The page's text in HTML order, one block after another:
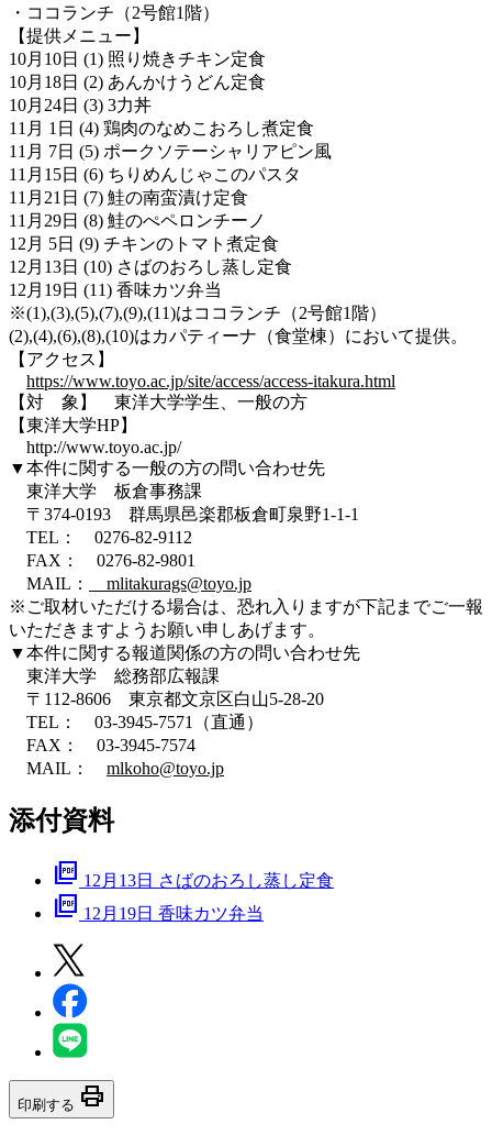
・ココランチ（2号館1階）
【提供メニュー】
10月10日 (1) 照り焼きチキン定食
10月18日 (2) あんかけうどん定食
10月24日 (3) 3力丼
11月 1日 (4) 鶏肉のなめこおろし煮定食
11月 7日 (5) ポークソテーシャリアピン風
11月15日 (6) ちりめんじゃこのパスタ
11月21日 (7) 鮭の南蛮漬け定食
11月29日 (8) 鮭のぺペロンチーノ
12月 5日 (9) チキンのトマト煮定食
12月13日 (10) さばのおろし蒸し定食
12月19日 (11) 香味カツ弁当
※(1),(3),(5),(7),(9),(11)はココランチ（2号館1階）
(2),(4),(6),(8),(10)はカパティーナ（食堂棟）において提供。
【アクセス】
https://www.toyo.ac.jp/site/access/access-itakura.html
【対 象】 東洋大学学生、一般の方
【東洋大学HP】
http://www.toyo.ac.jp/
▼本件に関する一般の方の問い合わせ先
東洋大学 板倉事務課
〒374-0193 群馬県邑楽郡板倉町泉野1-1-1
TEL： 0276-82-9112
FAX： 0276-82-9801
MAIL：
mlitakurags@toyo.jp
※ご取材いただける場合は、恐れ入りますが下記までご一報
いただきますようお願い申しあげます。
▼本件に関する報道関係の方の問い合わせ先
東洋大学 総務部広報課
〒112-8606 東京都文京区白山5-28-20
TEL： 03-3945-7571（直通）
FAX： 03-3945-7574
MAIL： mlkoho@toyo.jp
添付資料
picture_as_pdf 12月13日 さばのおろし蒸し定食
picture_as_pdf 12月19日 香味カツ弁当
印刷する print